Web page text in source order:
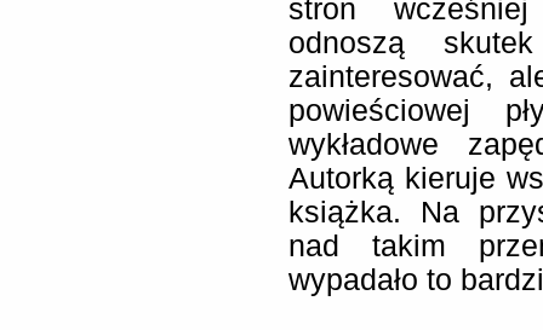
stron
odnoszą
zainteresować,
powieściowej
wykładowe
Autorką kieruje
książka. Na
nad takim
wypadało to